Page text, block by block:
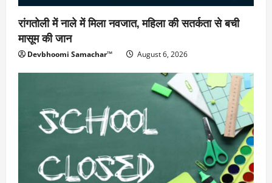
रांगतोली में नाले में मिला नवजात, महिला की सतर्कता से बची
मासूम की जान
Devbhoomi Samachar™ August 6, 2026